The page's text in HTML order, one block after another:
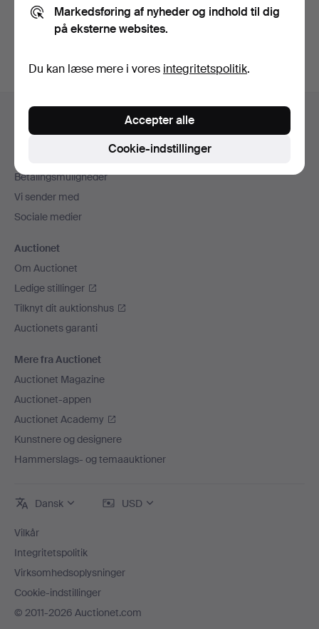
Du kan også søge ivores arkiv med afsluttede
auktioner.
Sidefodsnavigation
Hjælp og kontaktoplysninger
Kontakt supporten
Betalingsmuligheder
Vi sender med
Sociale medier
Auctionet
Om Auctionet
Ledige stillinger
Tilknyt dit auktionshus
Auctionets garanti
Mere fra Auctionet
Auctionet Magazine
Auctionet-appen
Auctionet Academy
Kunstnere og designere
Hammerslags- og temaauktioner
Dansk USD
Vilkår
Integritetspolitik
Virksomhedsoplysninger
Cookie-indstillinger
© 2011-2026 Auctionet.com
Markedsføring af nyheder og indhold til dig
på eksterne websites.
Du kan læse mere i vores integritetspolitik.
Cookie-indstillinger
Accepter alle